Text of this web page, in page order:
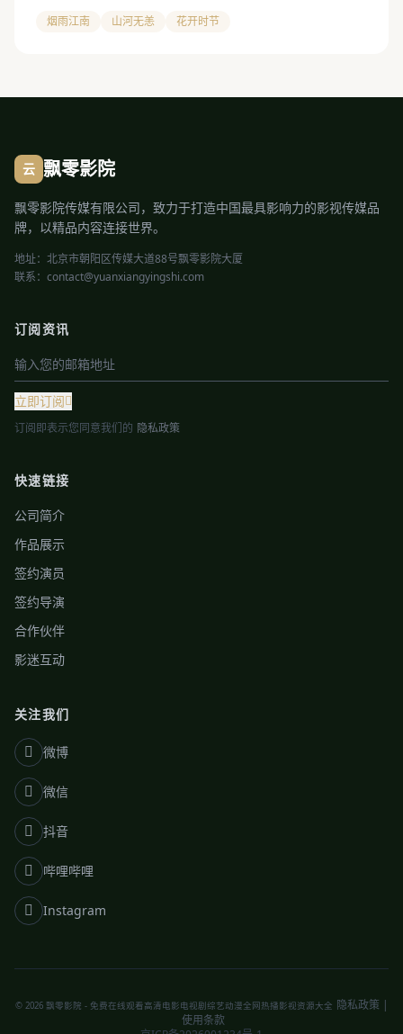
烟雨江南 山河无恙 花开时节
云 飘零影院
飘零影院传媒有限公司，致力于打造中国最具影响力的影视传媒品
牌，以精品内容连接世界。
地址：北京市朝阳区传媒大道88号飘零影院大厦
联系：contact@yuanxiangyingshi.com
订阅资讯
立即订阅
订阅即表示您同意我们的 隐私政策
快速链接
公司简介
作品展示
签约演员
签约导演
合作伙伴
影迷互动
关注我们
微博
微信
抖音
哔哩哔哩
Instagram
© 2026 飘零影院 - 免费在线观看高清电影电视剧综艺动漫全网热播影视资源大全 隐私政策 |
使用条款